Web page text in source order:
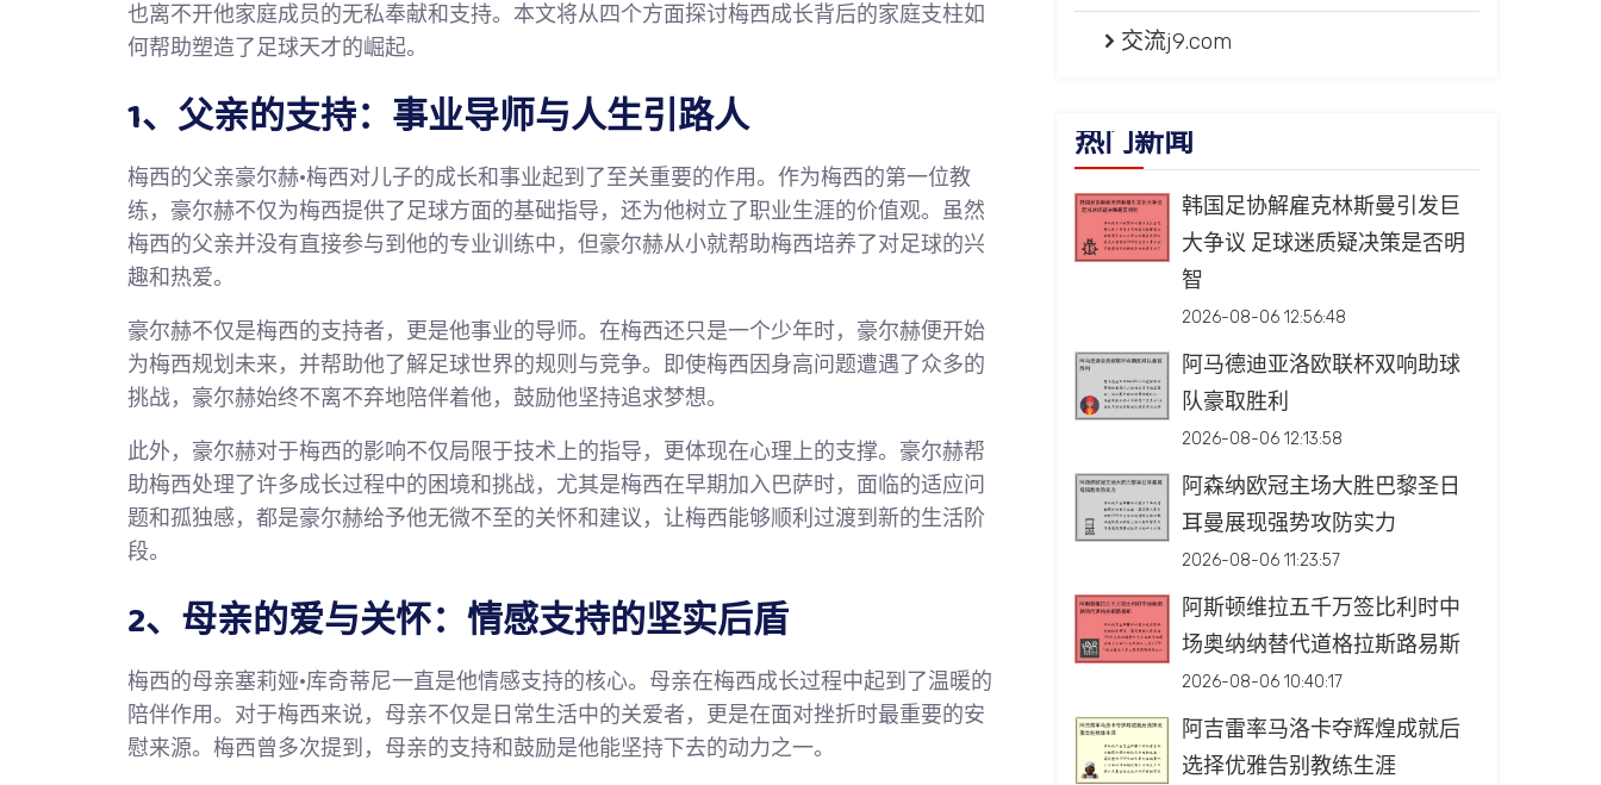
也离不开他家庭成员的无私奉献和支持。本文将从四个方面探讨梅西成长背后的家庭支柱如
何帮助塑造了足球天才的崛起。
1、父亲的支持：事业导师与人生引路人
梅西的父亲豪尔赫·梅西对儿子的成长和事业起到了至关重要的作用。作为梅西的第一位教
练，豪尔赫不仅为梅西提供了足球方面的基础指导，还为他树立了职业生涯的价值观。虽然
梅西的父亲并没有直接参与到他的专业训练中，但豪尔赫从小就帮助梅西培养了对足球的兴
趣和热爱。
豪尔赫不仅是梅西的支持者，更是他事业的导师。在梅西还只是一个少年时，豪尔赫便开始
为梅西规划未来，并帮助他了解足球世界的规则与竞争。即使梅西因身高问题遭遇了众多的
挑战，豪尔赫始终不离不弃地陪伴着他，鼓励他坚持追求梦想。
此外，豪尔赫对于梅西的影响不仅局限于技术上的指导，更体现在心理上的支撑。豪尔赫帮
助梅西处理了许多成长过程中的困境和挑战，尤其是梅西在早期加入巴萨时，面临的适应问
题和孤独感，都是豪尔赫给予他无微不至的关怀和建议，让梅西能够顺利过渡到新的生活阶
段。
2、母亲的爱与关怀：情感支持的坚实后盾
梅西的母亲塞莉娅·库奇蒂尼一直是他情感支持的核心。母亲在梅西成长过程中起到了温暖的
陪伴作用。对于梅西来说，母亲不仅是日常生活中的关爱者，更是在面对挫折时最重要的安
慰来源。梅西曾多次提到，母亲的支持和鼓励是他能坚持下去的动力之一。
交流j9.com
热门新闻
韩国足协解雇克林斯曼引发巨
大争议 足球迷质疑决策是否明
智
2026-08-06 12:56:48
阿马德迪亚洛欧联杯双响助球
队豪取胜利
2026-08-06 12:13:58
阿森纳欧冠主场大胜巴黎圣日
耳曼展现强势攻防实力
2026-08-06 11:23:57
阿斯顿维拉五千万签比利时中
场奥纳纳替代道格拉斯路易斯
2026-08-06 10:40:17
阿吉雷率马洛卡夺辉煌成就后
选择优雅告别教练生涯